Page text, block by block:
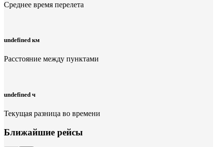
Среднее время перелета
undefined км
Расстояние между пунктами
undefined ч
Текущая разница во времени
Ближайшие рейсы